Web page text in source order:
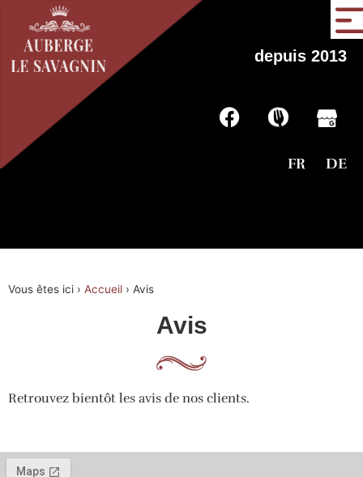
depuis 2013
FR DE
Vous êtes ici › Accueil › Avis
Avis
Retrouvez bientôt les avis de nos clients.